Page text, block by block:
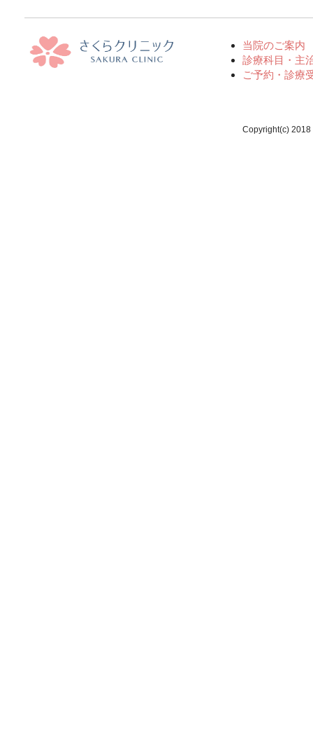
当院のご案内
診療科目・主
ご予約・診療
Copyright(c)